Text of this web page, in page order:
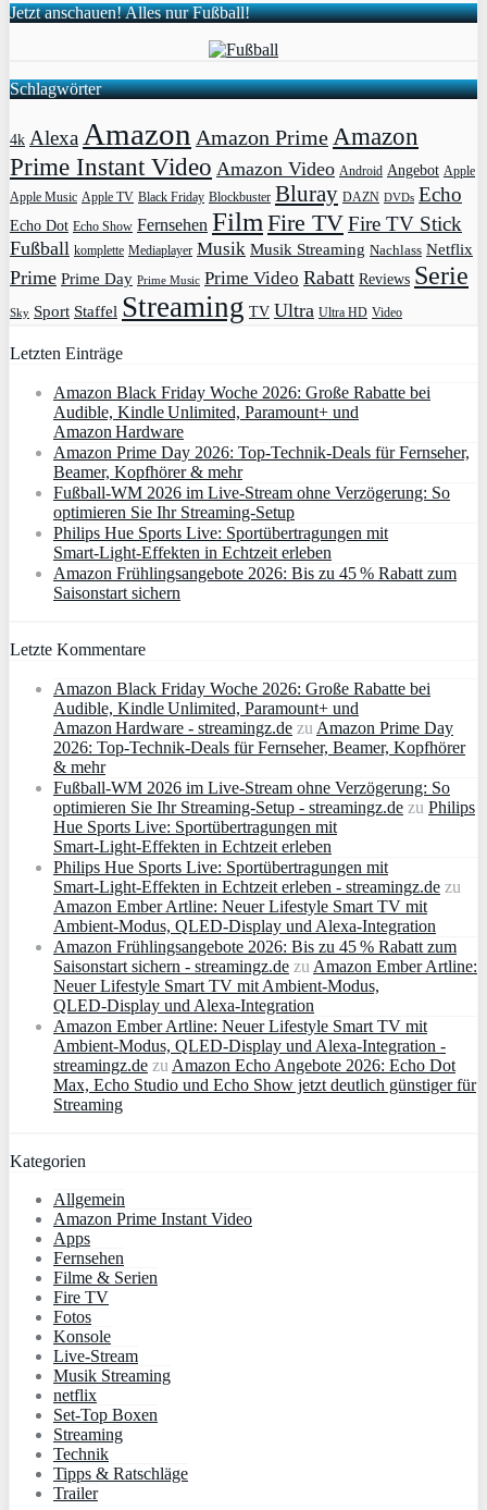
Jetzt anschauen! Alles nur Fußball!
Schlagwörter
4k AlexaAmazon Amazon PrimeAmazon
Prime Instant Video Amazon Video Android Angebot Apple
Apple Music Apple TV Black Friday Blockbuster Bluray DAZN DVDs Echo
Echo Dot Echo Show Fernsehen FilmFire TVFire TV Stick
Fußball komplette Mediaplayer Musik Musik Streaming Nachlass Netflix
Prime Prime Day Prime Music Prime Video Rabatt Reviews Serie
Sky Sport Staffel Streaming TV Ultra Ultra HD Video
Letzten Einträge
Amazon Black Friday Woche 2026: Große Rabatte bei
Audible, Kindle Unlimited, Paramount+ und
Amazon Hardware
Amazon Prime Day 2026: Top-Technik-Deals für Fernseher,
Beamer, Kopfhörer & mehr
Fußball-WM 2026 im Live-Stream ohne Verzögerung: So
optimieren Sie Ihr Streaming-Setup
Philips Hue Sports Live: Sportübertragungen mit
Smart‑Light‑Effekten in Echtzeit erleben
Amazon Frühlingsangebote 2026: Bis zu 45 % Rabatt zum
Saisonstart sichern
Letzte Kommentare
Amazon Black Friday Woche 2026: Große Rabatte bei
Audible, Kindle Unlimited, Paramount+ und
Amazon Hardware - streamingz.de zuAmazon Prime Day
2026: Top-Technik-Deals für Fernseher, Beamer, Kopfhörer
& mehr
Fußball-WM 2026 im Live-Stream ohne Verzögerung: So
optimieren Sie Ihr Streaming-Setup - streamingz.de zu Philips
Hue Sports Live: Sportübertragungen mit
Smart‑Light‑Effekten in Echtzeit erleben
Philips Hue Sports Live: Sportübertragungen mit
Smart‑Light‑Effekten in Echtzeit erleben - streamingz.de zu
Amazon Ember Artline: Neuer Lifestyle Smart TV mit
Ambient‑Modus, QLED‑Display und Alexa‑Integration
Amazon Frühlingsangebote 2026: Bis zu 45 % Rabatt zum
Saisonstart sichern - streamingz.de zuAmazon Ember Artline:
Neuer Lifestyle Smart TV mit Ambient‑Modus,
QLED‑Display und Alexa‑Integration
Amazon Ember Artline: Neuer Lifestyle Smart TV mit
Ambient‑Modus, QLED‑Display und Alexa‑Integration -
streamingz.de zuAmazon Echo Angebote 2026: Echo Dot
Max, Echo Studio und Echo Show jetzt deutlich günstiger für
Streaming
Kategorien
Allgemein
Amazon Prime Instant Video
Apps
Fernsehen
Filme & Serien
Fire TV
Fotos
Konsole
Live-Stream
Musik Streaming
netflix
Set-Top Boxen
Streaming
Technik
Tipps & Ratschläge
Trailer